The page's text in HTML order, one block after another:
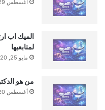
أغسطس 29, 2020
الميك اب
لمتابعيها
مايو 25, 2020
من هو
أغسطس 20, 2022